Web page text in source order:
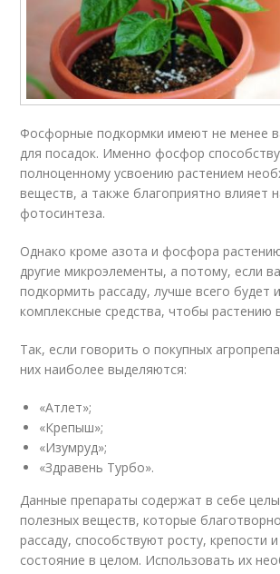
Фосфорные подкормки имеют не менее
для посадок. Именно фосфор
полноценному усвоению растением
веществ, а также благоприятно влияет
фотосинтеза.
Однако кроме азота и фосфора
другие микроэлементы, а потому, если
подкормить рассаду, лучше всего будет
комплексные средства, чтобы растению
Так, если говорить о покупных
них наиболее выделяются:
«Атлет»;
«Крепыш»;
«Изумруд»;
«Здравень Турбо».
Данные препараты содержат в себе
полезных веществ, которые
рассаду, способствуют росту, крепости
состояние в целом. Использовать их